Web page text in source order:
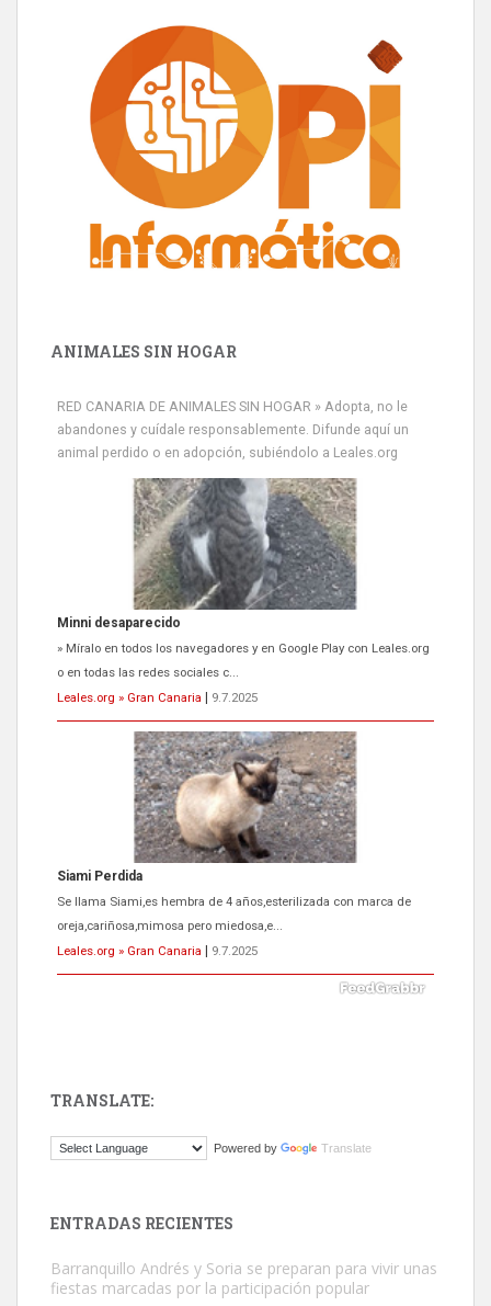
ANIMALES SIN HOGAR
RED CANARIA DE ANIMALES SIN HOGAR » Adopta, no le
abandones y cuídale responsablemente. Difunde aquí un
animal perdido o en adopción, subiéndolo a Leales.org
Minni desaparecido
» Míralo en todos los navegadores y en Google Play con Leales.org
o en todas las redes sociales c...
Leales.org » Gran Canaria
9.7.2025
Siami Perdida
Se llama Siami,es hembra de 4 años,esterilizada con marca de
oreja,cariñosa,mimosa pero miedosa,e...
Leales.org » Gran Canaria
9.7.2025
El ayuntamiento se va a llevar a Los Gatos callejeros de la zona los
TRANSLATE:
Powered by Translate
ENTRADAS RECIENTES
Barranquillo Andrés y Soria se preparan para vivir unas
fiestas marcadas por la participación popular